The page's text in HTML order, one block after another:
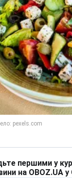
першими у
на OBOZ.UA